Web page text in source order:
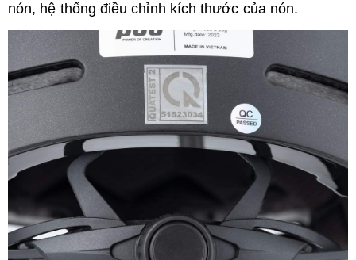
nón, hệ thống điều chỉnh kích thước của nón.